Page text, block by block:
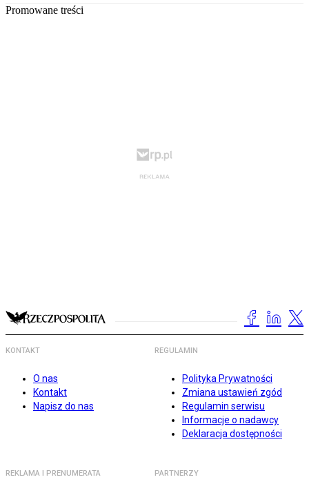
Promowane treści
KONTAKT
O nas
Kontakt
Napisz do nas
REGULAMIN
Polityka Prywatności
Zmiana ustawień zgód
Regulamin serwisu
Informacje o nadawcy
Deklaracja dostępności
REKLAMA I PRENUMERATA PARTNERZY